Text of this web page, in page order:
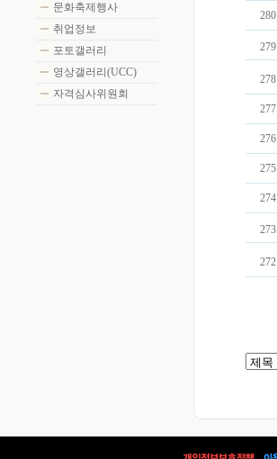
문화축제행사
취업정보
포토갤러리
영상갤러리(UCC)
자격심사위원회
280
279
278
277
276
275
274
273
272